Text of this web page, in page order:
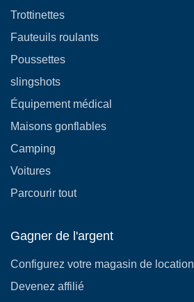
Trottinettes
Fauteuils roulants
Poussettes
slingshots
Équipement médical
Maisons gonflables
Camping
Voitures
Parcourir tout
Gagner de l'argent
Configurez votre magasin de location
Devenez affilié